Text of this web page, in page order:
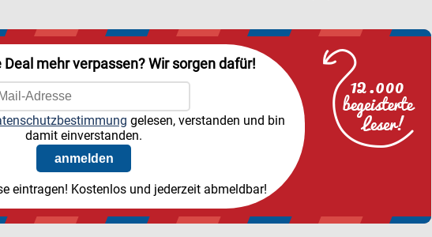
Deal mehr verpassen? Wir sorgen dafür!
gelesen, verstanden und bin
damit einverstanden.
eintragen! Kostenlos und jederzeit abmeldbar!